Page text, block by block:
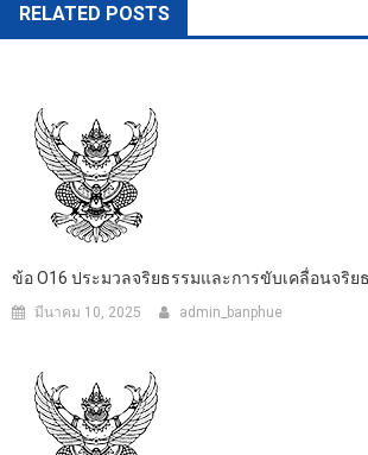
RELATED POSTS
ข้อ O16 ประมวลจริยธรรมและการขับเคลื่อนจริย
มีนาคม 10, 2025 admin_banphue